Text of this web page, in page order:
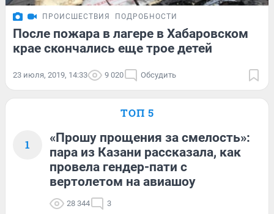
ПРОИСШЕСТВИЯ ПОДРОБНОСТИ
После пожара в лагере в Хабаровском
крае скончались еще трое детей
23 июля, 2019, 14:33 9 020 Обсудить
ТОП 5
1
«Прошу прощения за смелость»:
пара из Казани рассказала, как
провела гендер-пати с
вертолетом на авиашоу
28 344 3